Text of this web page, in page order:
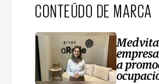
CONTEÚDO DE MARCA
a